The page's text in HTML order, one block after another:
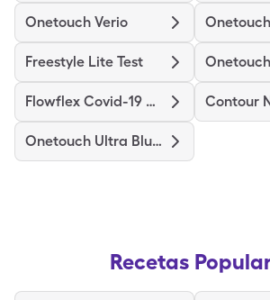
Onetouch Verio
Freestyle Lite Test
Flowflex Covid-19 Ag Home Test Contour
Onetouch Ultra Blue Test
Recetas